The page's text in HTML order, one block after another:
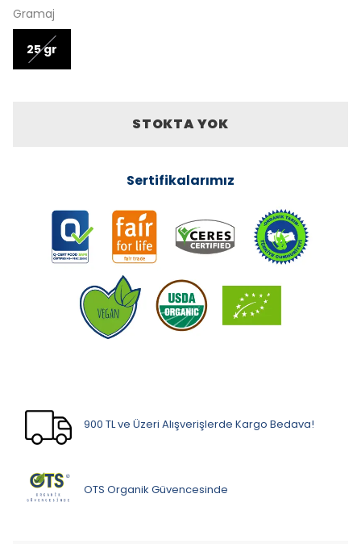
Gramaj
25 gr
STOKTA YOK
Sertifikalarımız
900 TL ve Üzeri Alışverişlerde Kargo Bedava!
OTS Organik Güvencesinde